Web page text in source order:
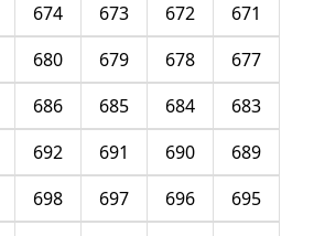
671
672
673
674
677
678
679
680
683
684
685
686
689
690
691
692
695
696
697
698